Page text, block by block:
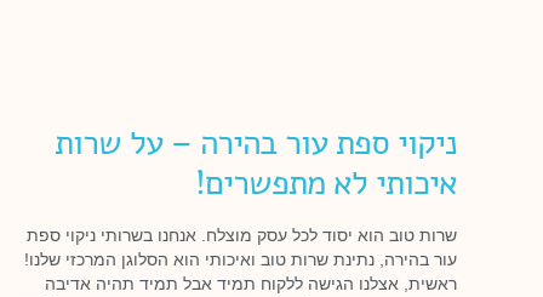
ניקוי ספת עור בהירה – על שרות
איכותי לא מתפשרים!
שרות טוב הוא יסוד לכל עסק מוצלח. אנחנו בשרותי ניקוי ספת
עור בהירה, נתינת שרות טוב ואיכותי הוא הסלוגן המרכזי שלנו!
ראשית, אצלנו הגישה ללקוח תמיד אבל תמיד תהיה אדיבה